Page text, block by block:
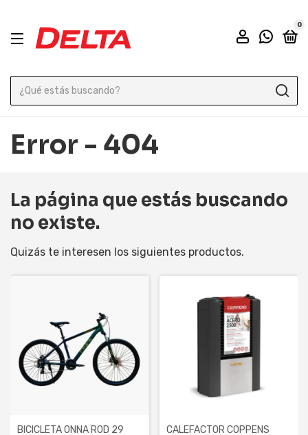
0
Error - 404
La página que estás buscando
no existe.
Quizás te interesen los siguientes productos.
BICICLETA ONNA ROD 29
CALEFACTOR COPPENS